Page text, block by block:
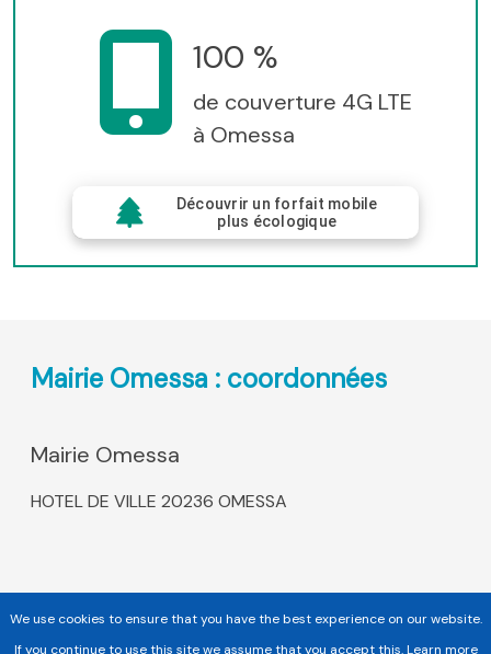
100 %
de couverture 4G LTE
à Omessa
Découvrir un forfait mobile
plus écologique
Mairie Omessa : coordonnées
Mairie Omessa
HOTEL DE VILLE 20236 OMESSA
We use cookies to ensure that you have the best experience on our website.
If you continue to use this site we assume that you accept this.Learn more